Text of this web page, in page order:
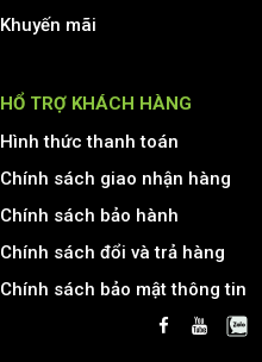
Khuyến mãi
HỔ TRỢ KHÁCH HÀNG
Hình thức thanh toán
Chính sách giao nhận hàng
Chính sách bảo hành
Chính sách đổi và trả hàng
Chính sách bảo mật thông tin